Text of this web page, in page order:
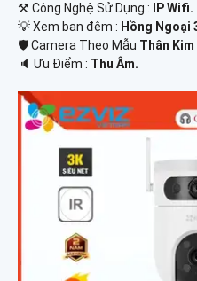
⚒ Công Nghệ Sử Dụng :
IP Wifi.
💡 Xem ban đêm : Hồng Ngoại
🛡 Camera Theo Mẫu Thân
️🔈 Ưu Điểm : Thu Âm.